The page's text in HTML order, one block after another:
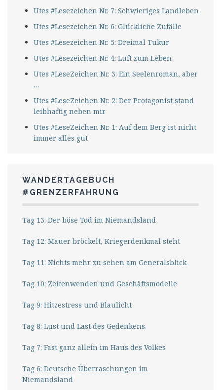
Utes #Lesezeichen Nr. 7: Schwieriges Landleben
Utes #Lesezeichen Nr. 6: Glückliche Zufälle
Utes #Lesezeichen Nr. 5: Dreimal Tukur
Utes #Lesezeichen Nr. 4: Luft zum Leben
Utes #LeseZeichen Nr. 3: Ein Seelenroman, aber
…
Utes #LeseZeichen Nr. 2: Der Protagonist stand
leibhaftig neben mir
Utes #LeseZeichen Nr. 1: Auf dem Berg ist nicht
immer alles gut
WANDERTAGEBUCH
#GRENZERFAHRUNG
Tag 13: Der böse Tod im Niemandsland
Tag 12: Mauer bröckelt, Kriegerdenkmal steht
Tag 11: Nichts mehr zu sehen am Generalsblick
Tag 10: Zeitenwenden und Geschäftsmodelle
Tag 9: Hitzestress und Blaulicht
Tag 8: Lust und Last des Gedenkens
Tag 7: Fast ganz allein im Haus des Volkes
Tag 6: Deutsche Überraschungen im
Niemandsland